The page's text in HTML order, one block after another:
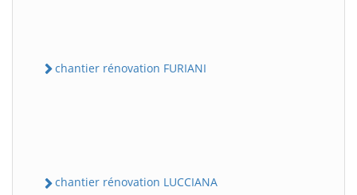
chantier rénovation FURIANI
chantier rénovation LUCCIANA